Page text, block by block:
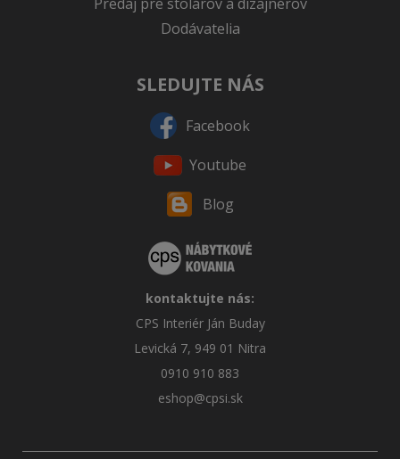
Dodávatelia
SLEDUJTE NÁS
Facebook
Youtube
Blog
kontaktujte nás:
CPS Interiér Ján Buday
Levická 7, 949 01 Nitra
0910 910 883
eshop@cpsi.sk